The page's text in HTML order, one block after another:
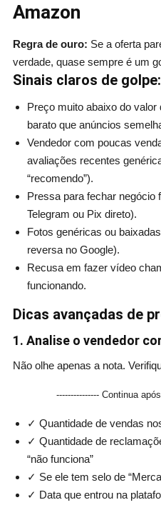
Amazon
Regra de ouro: Se a oferta
verdade, quase sempre é um
Sinais claros de golpe:
Preço muito abaixo do
barato que anúncios
Vendedor com poucas
avaliações recentes
“recomendo”).
Pressa para fechar negócio
Telegram ou Pix direto).
Fotos genéricas ou
reversa no Google).
Recusa em fazer vídeo
funcionando.
Dicas avançadas de
1. Analise o vendedor
Não olhe apenas a nota.
--------------- Continua
✓ Quantidade de vendas
✓ Quantidade de
“não funciona”
✓ Se ele tem selo de
✓ Data que entrou na